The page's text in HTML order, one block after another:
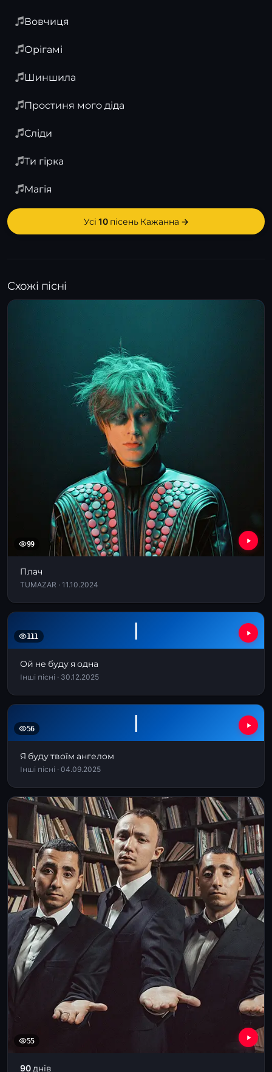
Вовчиця
Орігамі
Шиншила
Простиня мого діда
Сліди
Ти гірка
Магія
Усі 10 пісень Кажанна →
Схожі пісні
99
Плач
TUMAZAR · 11.10.2024
І
111
Ой не буду я одна
Інші пісні · 30.12.2025
І
56
Я буду твоїм ангелом
Інші пісні · 04.09.2025
55
90 днів